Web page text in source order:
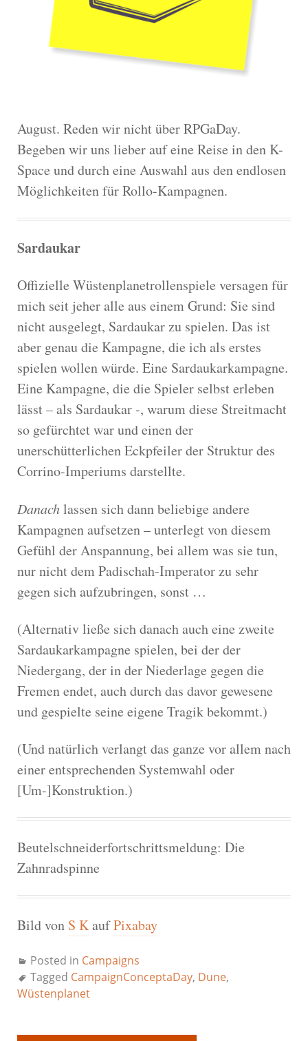
August. Reden wir nicht über RPGaDay.
Begeben wir uns lieber auf eine Reise in den K-
Space und durch eine Auswahl aus den endlosen
Möglichkeiten für Rollo-Kampagnen.
Sardaukar
Offizielle Wüstenplanetrollenspiele versagen für
mich seit jeher alle aus einem Grund: Sie sind
nicht ausgelegt, Sardaukar zu spielen. Das ist
aber genau die Kampagne, die ich als erstes
spielen wollen würde. Eine Sardaukarkampagne.
Eine Kampagne, die die Spieler selbst erleben
lässt – als Sardaukar -, warum diese Streitmacht
so gefürchtet war und einen der
unerschütterlichen Eckpfeiler der Struktur des
Corrino-Imperiums darstellte.
Danachlassen sich dann beliebige andere
Kampagnen aufsetzen – unterlegt von diesem
Gefühl der Anspannung, bei allem was sie tun,
nur nicht dem Padischah-Imperator zu sehr
gegen sich aufzubringen, sonst …
(Alternativ ließe sich danach auch eine zweite
Sardaukarkampagne spielen, bei der der
Niedergang, der in der Niederlage gegen die
Fremen endet, auch durch das davor gewesene
und gespielte seine eigene Tragik bekommt.)
(Und natürlich verlangt das ganze vor allem nach
einer entsprechenden Systemwahl oder
[Um-]Konstruktion.)
Beutelschneiderfortschrittsmeldung: Die
Zahnradspinne
Bild von S KaufPixabay
Posted in Campaigns
Tagged CampaignConceptaDay, Dune,
Wüstenplanet